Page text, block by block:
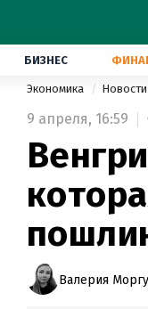
БИЗНЕС
Экономика
9 апреля, 16:59
Валерия